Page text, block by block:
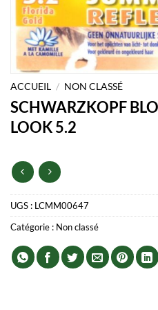
ACCUEIL / NON CLASSÉ
SCHWARZKOPF
LOOK 5.2
UGS : LCMM00647
Catégorie : Non classé